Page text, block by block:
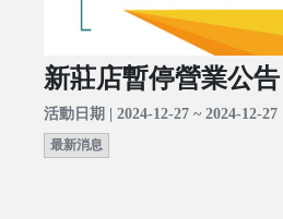
新莊店暫停營業公告
活動日期 | 2024-12-27 ~ 2024-12-27
最新消息